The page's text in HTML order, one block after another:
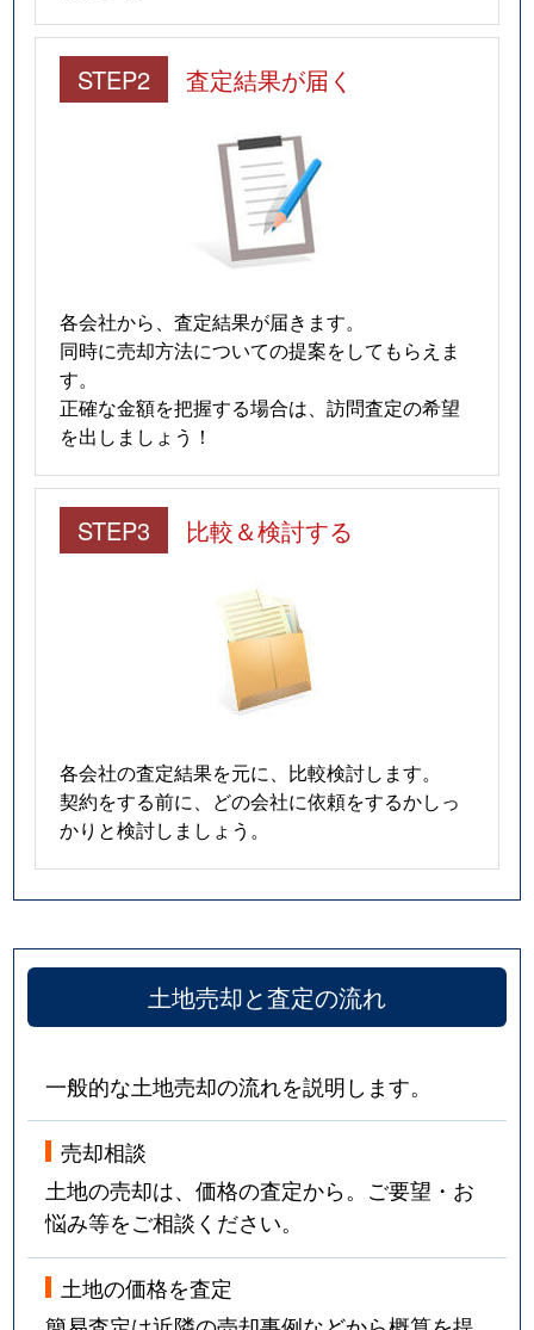
STEP2 査定結果が届く
各会社から、査定結果が届きます。
同時に売却方法についての提案をしてもらえま
す。
正確な金額を把握する場合は、訪問査定の希望
を出しましょう！
STEP3 比較＆検討する
各会社の査定結果を元に、比較検討します。
契約をする前に、どの会社に依頼をするかしっ
かりと検討しましょう。
土地売却と査定の流れ
一般的な土地売却の流れを説明します。
売却相談
土地の売却は、価格の査定から。ご要望・お
悩み等をご相談ください。
土地の価格を査定